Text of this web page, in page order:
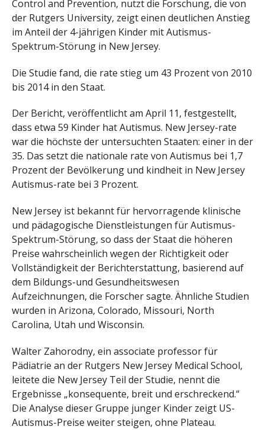
Control and Prevention, nutzt die Forschung, die von
der Rutgers University, zeigt einen deutlichen Anstieg
im Anteil der 4-jährigen Kinder mit Autismus-
Spektrum-Störung in New Jersey.
Die Studie fand, die rate stieg um 43 Prozent von 2010
bis 2014 in den Staat.
Der Bericht, veröffentlicht am April 11, festgestellt,
dass etwa 59 Kinder hat Autismus. New Jersey-rate
war die höchste der untersuchten Staaten: einer in der
35. Das setzt die nationale rate von Autismus bei 1,7
Prozent der Bevölkerung und kindheit in New Jersey
Autismus-rate bei 3 Prozent.
New Jersey ist bekannt für hervorragende klinische
und pädagogische Dienstleistungen für Autismus-
Spektrum-Störung, so dass der Staat die höheren
Preise wahrscheinlich wegen der Richtigkeit oder
Vollständigkeit der Berichterstattung, basierend auf
dem Bildungs-und Gesundheitswesen
Aufzeichnungen, die Forscher sagte. Ähnliche Studien
wurden in Arizona, Colorado, Missouri, North
Carolina, Utah und Wisconsin.
Walter Zahorodny, ein associate professor für
Pädiatrie an der Rutgers New Jersey Medical School,
leitete die New Jersey Teil der Studie, nennt die
Ergebnisse „konsequente, breit und erschreckend.“
Die Analyse dieser Gruppe junger Kinder zeigt US-
Autismus-Preise weiter steigen, ohne Plateau.